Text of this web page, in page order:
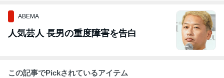
ABEMA
人気芸人 長男の重度障害を告白
この記事でPickされているアイテム